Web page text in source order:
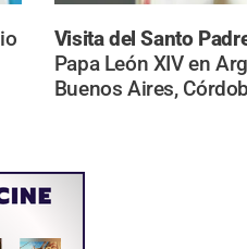
Visita del Santo
Papa León XIV en
Buenos Aires,